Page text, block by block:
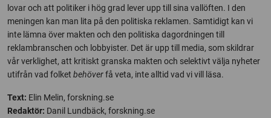
lovar och att politiker i hög grad lever upp till sina vallöften. I den
meningen kan man lita på den politiska reklamen. Samtidigt kan vi
inte lämna över makten och den politiska dagordningen till
reklambranschen och lobbyister. Det är upp till media, som skildrar
vår verklighet, att kritiskt granska makten och selektivt välja nyheter
utifrån vad folket behöverfå veta, inte alltid vad vi vill läsa.
Text: Elin Melin, forskning.se
Redaktör: Danil Lundbäck, forskning.se